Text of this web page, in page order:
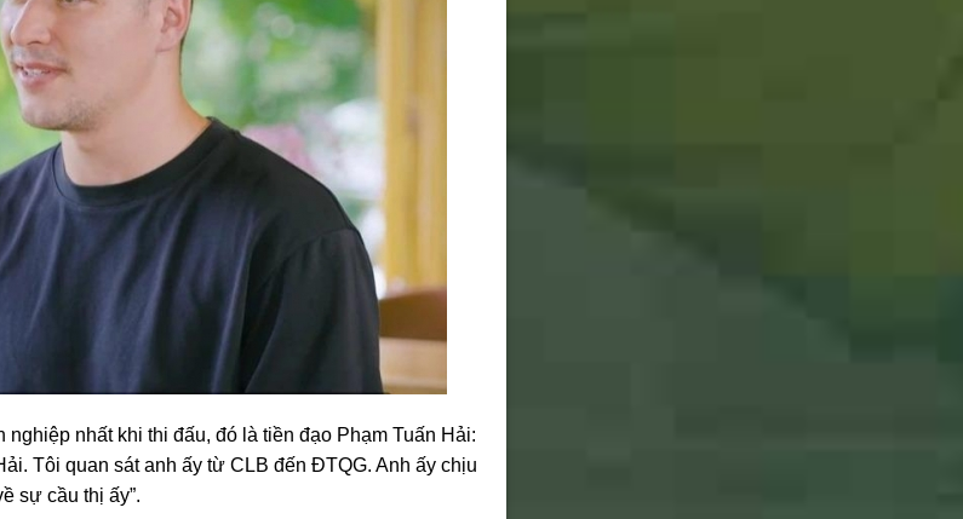
nhất khi thi đấu, đó là tiền đạo Phạm Tuấn Hải:
Tôi quan sát anh ấy từ CLB đến ĐTQG. Anh ấy chịu
sự cầu thị ấy”.